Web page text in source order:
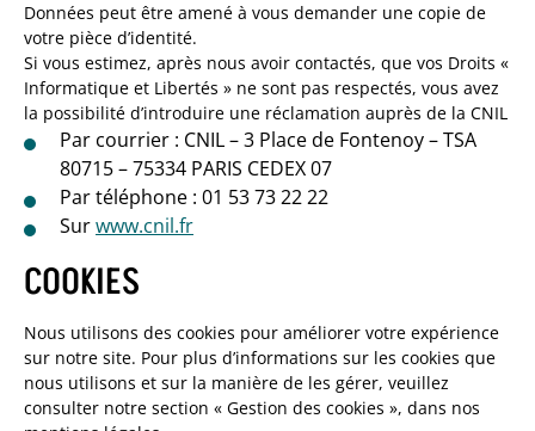
Données peut être amené à vous demander une copie de
votre pièce d’identité.
Si vous estimez, après nous avoir contactés, que vos Droits «
Informatique et Libertés » ne sont pas respectés, vous avez
la possibilité d’introduire une réclamation auprès de la CNIL
Par courrier : CNIL – 3 Place de Fontenoy – TSA
80715 – 75334 PARIS CEDEX 07
Par téléphone : 01 53 73 22 22
Surwww.cnil.fr
COOKIES
Nous utilisons des cookies pour améliorer votre expérience
sur notre site. Pour plus d’informations sur les cookies que
nous utilisons et sur la manière de les gérer, veuillez
consulter notre section « Gestion des cookies », dans nos